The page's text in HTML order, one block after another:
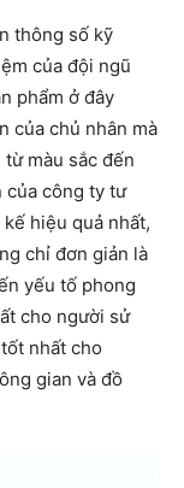
thông số kỹ
của đội ngũ
phẩm ở đây
của chủ nhân mà
màu sắc đến
của công ty tư
hiệu quả nhất,
chỉ đơn giản là
yếu tố phong
cho người sử
nhất cho
gian và đồ